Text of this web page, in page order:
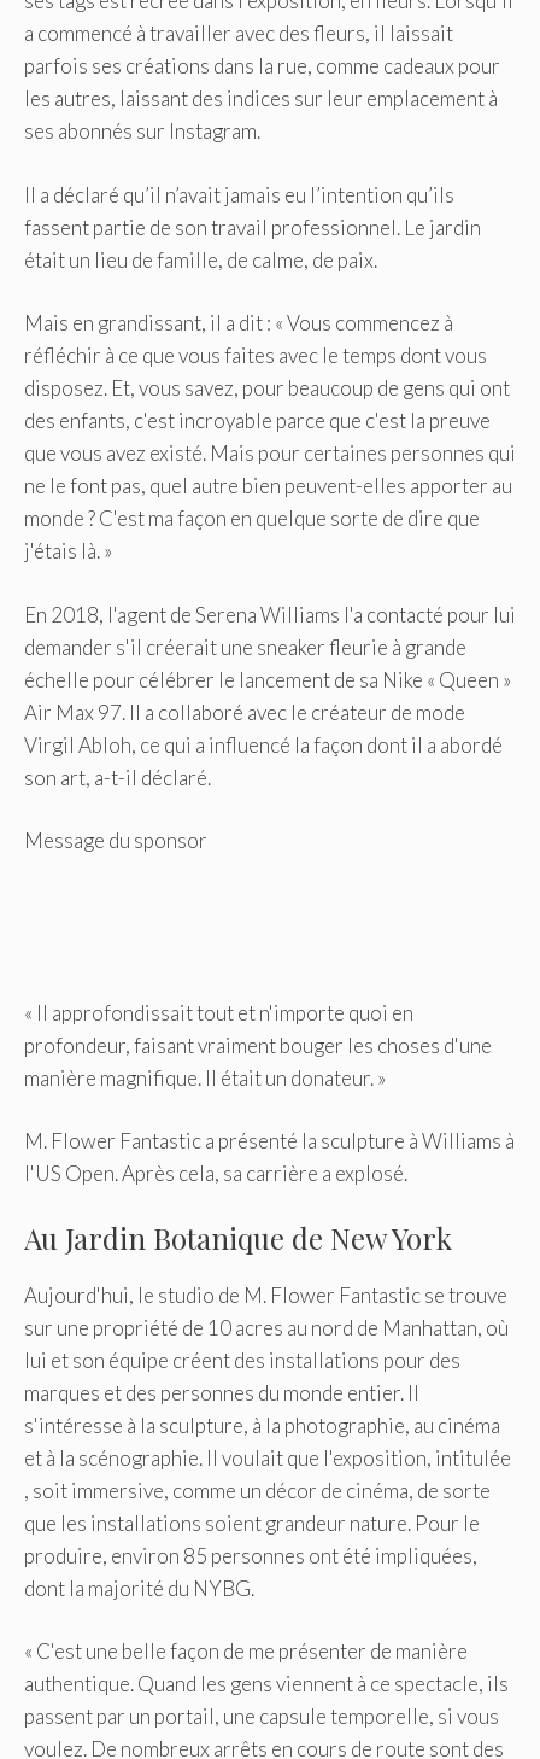
a commencé à travailler avec des fleurs, il laissait
parfois ses créations dans la rue, comme cadeaux pour
les autres, laissant des indices sur leur emplacement à
ses abonnés sur Instagram.
Il a déclaré qu’il n’avait jamais eu l’intention qu’ils
fassent partie de son travail professionnel. Le jardin
était un lieu de famille, de calme, de paix.
Mais en grandissant, il a dit : « Vous commencez à
réfléchir à ce que vous faites avec le temps dont vous
disposez. Et, vous savez, pour beaucoup de gens qui ont
des enfants, c'est incroyable parce que c'est la preuve
que vous avez existé. Mais pour certaines personnes qui
ne le font pas, quel autre bien peuvent-elles apporter au
monde ? C'est ma façon en quelque sorte de dire que
j'étais là. »
En 2018, l'agent de Serena Williams l'a contacté pour lui
demander s'il créerait une sneaker fleurie à grande
échelle pour célébrer le lancement de sa Nike « Queen »
Air Max 97. Il a collaboré avec le créateur de mode
Virgil Abloh, ce qui a influencé la façon dont il a abordé
son art, a-t-il déclaré.
Message du sponsor
« Il approfondissait tout et n'importe quoi en
profondeur, faisant vraiment bouger les choses d'une
manière magnifique. Il était un donateur. »
M. Flower Fantastic a présenté la sculpture à Williams à
l'US Open. Après cela, sa carrière a explosé.
Au Jardin Botanique de New York
Aujourd'hui, le studio de M. Flower Fantastic se trouve
sur une propriété de 10 acres au nord de Manhattan, où
lui et son équipe créent des installations pour des
marques et des personnes du monde entier. Il
s'intéresse à la sculpture, à la photographie, au cinéma
et à la scénographie. Il voulait que l'exposition, intitulée
, soit immersive, comme un décor de cinéma, de sorte
que les installations soient grandeur nature. Pour le
produire, environ 85 personnes ont été impliquées,
dont la majorité du NYBG.
« C'est une belle façon de me présenter de manière
authentique. Quand les gens viennent à ce spectacle, ils
passent par un portail, une capsule temporelle, si vous
voulez. De nombreux arrêts en cours de route sont des